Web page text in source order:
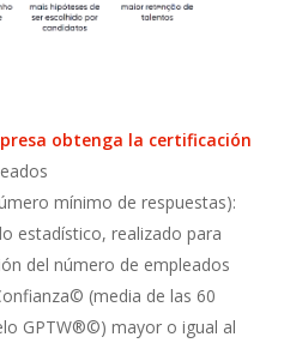
obtenga la certificación
mínimo de respuestas):
estadístico, realizado para
del número de empleados
(media de las 60
GPTW®©) mayor o igual al